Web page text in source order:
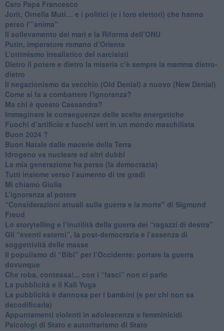
Caro Papa Francesco
​Jorit, Ornella Muti… e i politici (e i loro elettori) che hanno
perso l’”anima”
​Il sollevamento dei mari e la Riforma dell’ONU
Putin, imperatore romano d’Oriente
​L’ottimismo irrealistico dei narcisisti
​Dietro il potere e dietro la miseria c’è sempre la mamma dietro-
dietro
Il negazionismo da vecchio (Old Denial) a nuovo (New Denial)
Come si fa a combattere l'ignoranza?
Ma chi è questo Cassandra?
Immaginare le conseguenze delle scelte energetiche
​Fuochi d’artificio e fuochi veri in un mondo maschilista
Buon 2024 ?
​Buon Natale dalle macerie della Terra
​Idrogeno vs nucleare ed altri dubbi
​La mia generazione ha perso (la democrazia)
​Tutti insieme verso l’aumento di tre gradi
Mi chiamo Giulia
L’ignoranza al potere
​“Considerazioni attuali sulla guerra e la morte" di Sigmund
Freud
​Lo storytelling e l’inutilità della guerra dei “ragazzi di destra”
​Gli “eventi esterni”, la post-democrazia e l’assenza di
soggettività delle masse
​Il populismo di “Bibi” per l’Occidente: portare la guerra
dovunque
​Che roba, contessa!... con i “fasci” non ci parlo
La pubblicità e il Kali Yuga
​La pubblicità è dannosa per i bambini (e per chi non sa
decodificarla)
​Appuntamenti violenti in adolescenza e femminicidi
​Psicologi di Stato e autoritarismo di Stato